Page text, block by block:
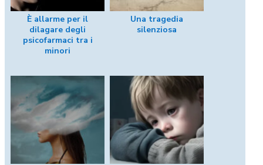
È allarme per il
dilagare degli
psicofarmaci tra i
minori
Una tragedia
silenziosa